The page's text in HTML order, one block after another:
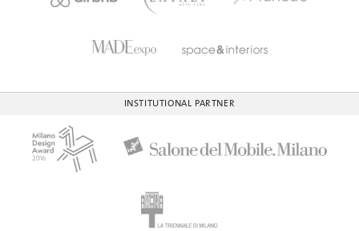
INSTITUTIONAL PARTNER